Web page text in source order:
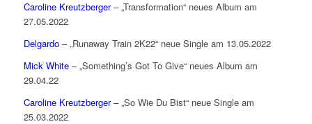
Caroline Kreutzberger– „Transformation“ neues Album am
27.05.2022
Delgardo– „Runaway Train 2K22“ neue Single am 13.05.2022
Mick White– „Something’s Got To Give“ neues Album am
29.04.22
Caroline Kreutzberger– „So Wie Du Bist“ neue Single am
25.03.2022